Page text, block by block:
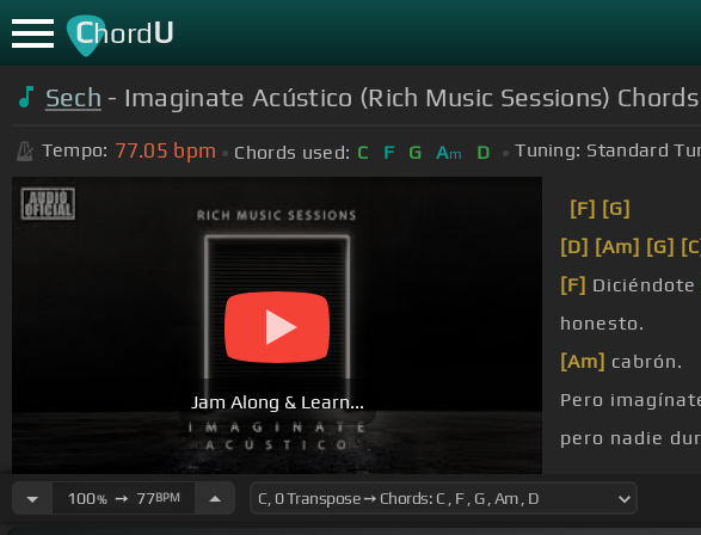
ChordU
Sech - Imaginate Acústico (Rich Music Sessions) Chords
Tempo: 77.05 bpm Chords used: C F G Am D Tuning: Standard
Jam Along & Learn...
[F] [G]
[D] [Am] [G]
[F] Diciéndote
honesto.
[Am] cabrón.
Pero
pero nadie
100%➙ 77BPM